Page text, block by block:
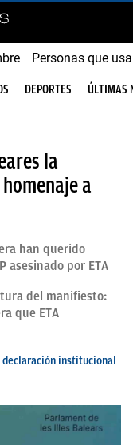
Personas que
DEPORTES ÚLTIMAS
la
a
han querido
asesinado por ETA
del manifiesto:
que ETA
institucional